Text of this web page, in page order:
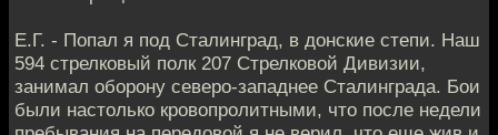
Е.Г. - Попал я под Сталинград, в донские степи. Наш
594 стрелковый полк 207 Стрелковой Дивизии,
занимал оборону северо-западнее Сталинграда. Бои
были настолько кровопролитными, что после недели